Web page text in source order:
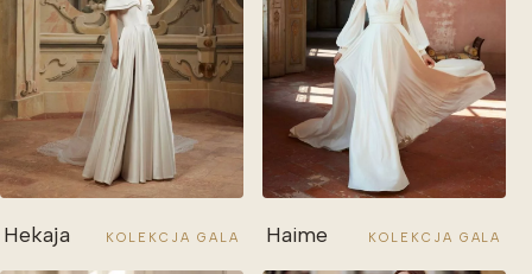
Hekaja KOLEKCJA GALA Haime KOLEKCJA GALA